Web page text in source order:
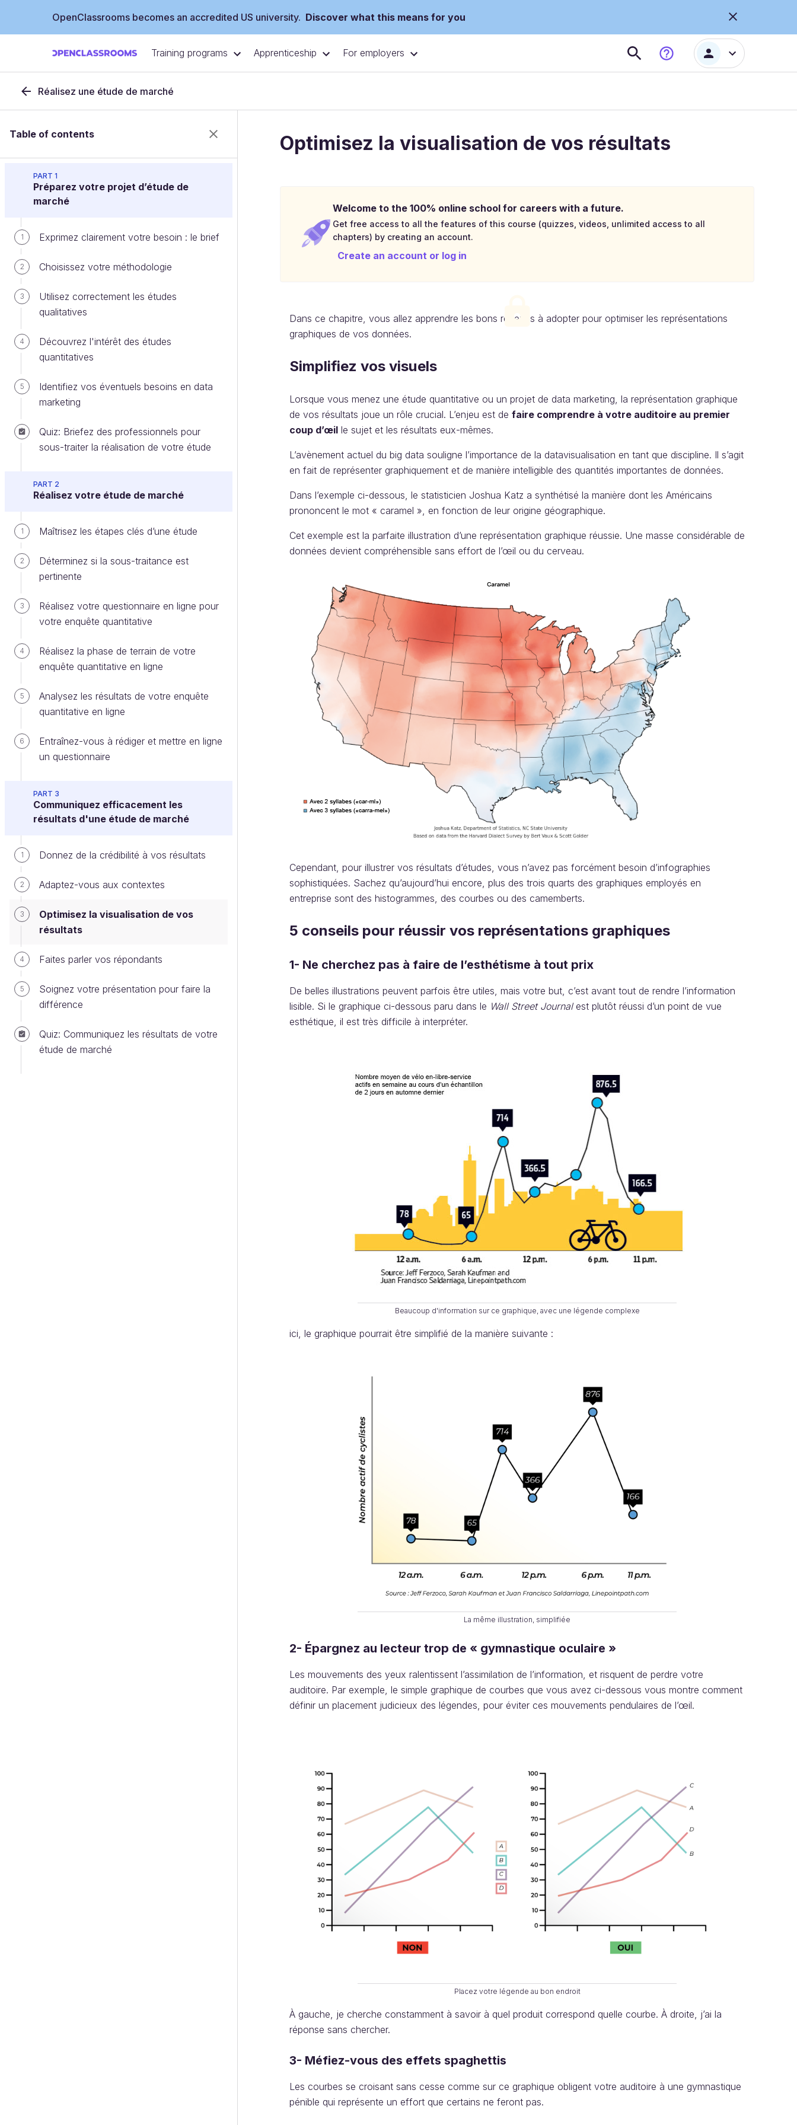
OpenClassrooms becomes an accredited US university. Discover what this means for you
Training programs Apprenticeship For employers
Réalisez une étude de marché
Table of contents
PART 1
Préparez votre projet d’étude de
marché
1 Exprimez clairement votre besoin : le brief
2 Choisissez votre méthodologie
3
Utilisez correctement les études
qualitatives
4
Découvrez l'intérêt des études
quantitatives
5
Identifiez vos éventuels besoins en data
marketing
Quiz: Briefez des professionnels pour
sous-traiter la réalisation de votre étude
PART 2
Réalisez votre étude de marché
1 Maîtrisez les étapes clés d’une étude
2
Déterminez si la sous-traitance est
pertinente
3
Réalisez votre questionnaire en ligne pour
votre enquête quantitative
4
Réalisez la phase de terrain de votre
enquête quantitative en ligne
5
Analysez les résultats de votre enquête
quantitative en ligne
6
Entraînez-vous à rédiger et mettre en ligne
un questionnaire
PART 3
Communiquez efficacement les
résultats d'une étude de marché
1 Donnez de la crédibilité à vos résultats
2 Adaptez-vous aux contextes
3
Optimisez la visualisation de vos
résultats
4 Faites parler vos répondants
5
Soignez votre présentation pour faire la
différence
Quiz: Communiquez les résultats de votre
étude de marché
Optimisez la visualisation de vos résultats
Welcome to the 100% online school for careers with a future.
Get free access to all the features of this course (quizzes, videos, unlimited access to all
chapters) by creating an account.
Create an account or log in
Dans ce chapitre, vous allez apprendre les bons réflexes à adopter pour optimiser les représentations
graphiques de vos données.
Simplifiez vos visuels
Lorsque vous menez une étude quantitative ou un projet de data marketing, la représentation graphique
de vos résultats joue un rôle crucial. L’enjeu est de faire comprendre à votre auditoire au premier
coup d’œil le sujet et les résultats eux-mêmes.
L’avènement actuel du big data souligne l’importance de la datavisualisation en tant que discipline. Il s’agit
en fait de représenter graphiquement et de manière intelligible des quantités importantes de données.
Dans l’exemple ci-dessous, le statisticien Joshua Katz a synthétisé la manière dont les Américains
prononcent le mot « caramel », en fonction de leur origine géographique.
Cet exemple est la parfaite illustration d’une représentation graphique réussie. Une masse considérable de
données devient compréhensible sans effort de l’œil ou du cerveau.
Cependant, pour illustrer vos résultats d’études, vous n’avez pas forcément besoin d’infographies
sophistiquées. Sachez qu’aujourd’hui encore, plus des trois quarts des graphiques employés en
entreprise sont des histogrammes, des courbes ou des camemberts.
5 conseils pour réussir vos représentations graphiques
1- Ne cherchez pas à faire de l’esthétisme à tout prix
De belles illustrations peuvent parfois être utiles, mais votre but, c’est avant tout de rendre l’information
lisible. Si le graphique ci-dessous paru dans le Wall Street Journalest plutôt réussi d’un point de vue
esthétique, il est très difficile à interpréter.
Beaucoup d'information sur ce graphique, avec une légende complexe
ici, le graphique pourrait être simplifié de la manière suivante :
La même illustration, simplifiée
2- Épargnez au lecteur trop de « gymnastique oculaire »
Les mouvements des yeux ralentissent l’assimilation de l’information, et risquent de perdre votre
auditoire. Par exemple, le simple graphique de courbes que vous avez ci-dessous vous montre comment
définir un placement judicieux des légendes, pour éviter ces mouvements pendulaires de l’œil.
Placez votre légende au bon endroit
À gauche, je cherche constamment à savoir à quel produit correspond quelle courbe. À droite, j’ai la
réponse sans chercher.
3- Méfiez-vous des effets spaghettis
Les courbes se croisant sans cesse comme sur ce graphique obligent votre auditoire à une gymnastique
pénible qui représente un effort que certains ne feront pas.